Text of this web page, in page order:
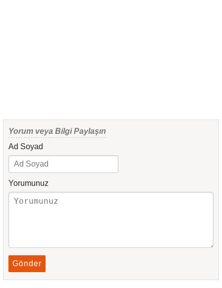
Yorum veya Bilgi Paylaşın
Ad Soyad
Yorumunuz
Gönder